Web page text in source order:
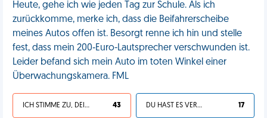
Heute, gehe ich wie jeden Tag zur Schule. Als ich
zurückkomme, merke ich, dass die Beifahrerscheibe
meines Autos offen ist. Besorgt renne ich hin und stelle
fest, dass mein 200‑Euro-Lautsprecher verschwunden ist.
Leider befand sich mein Auto im toten Winkel einer
Überwachungskamera. FML
ICH STIMME ZU, DEIN LEBEN IST SCHEISSE 43 DU HAST ES VERDIENT 17